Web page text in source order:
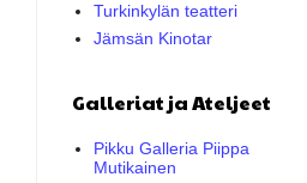
Turkinkylän teatteri
Jämsän Kinotar
Galleriat ja Ateljeet
Pikku Galleria Piippa
Mutikainen